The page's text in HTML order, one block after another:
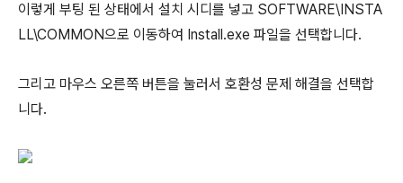
이렇게 부팅 된 상태에서 설치 시디를 넣고 SOFTWARE\INSTA
LL\COMMON으로 이동하여 Install.exe 파일을 선택합니다.
그리고 마우스 오른쪽 버튼을 눌러서 호환성 문제 해결을 선택합
니다.